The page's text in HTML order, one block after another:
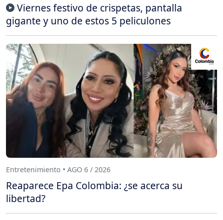
Viernes festivo de crispetas, pantalla
gigante y uno de estos 5 peliculones
Entretenimiento • AGO 6 / 2026
Reaparece Epa Colombia: ¿se acerca su
libertad?